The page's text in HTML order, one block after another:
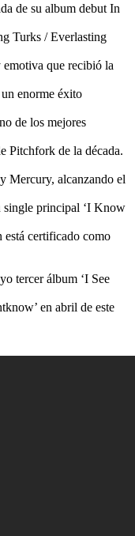
de su album debut In
Turks / Everlasting
emotiva que recibió la
enorme éxito
de los mejores
Pitchfork de la década.
Mercury, alcanzando el
single principal ‘I Know
está certificado como
tercer álbum ‘I See
en abril de este